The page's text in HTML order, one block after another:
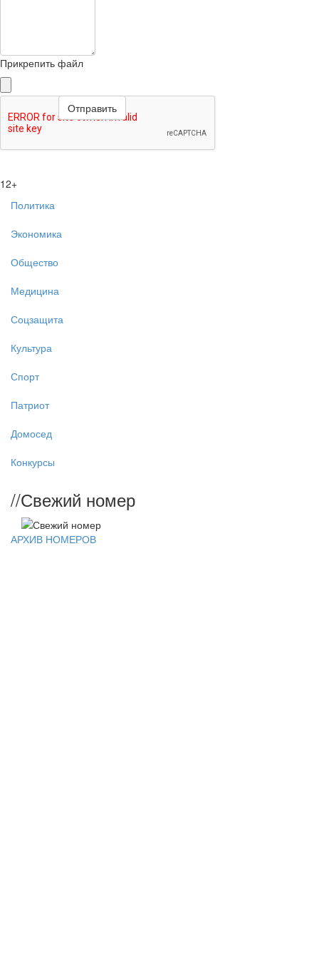
Прикрепить файл
12+
Политика
Экономика
Общество
Медицина
Соцзащита
Культура
Спорт
Патриот
Домосед
Конкурсы
//Свежий номер
АРХИВ НОМЕРОВ